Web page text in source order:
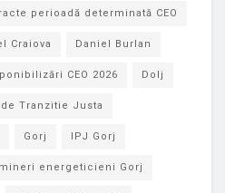
perioadă determinată CEO
Craiova Daniel Burlan
CEO 2026 Dolj
Tranzitie Justa
Gorj IPJ Gorj
mineri energeticieni Gorj